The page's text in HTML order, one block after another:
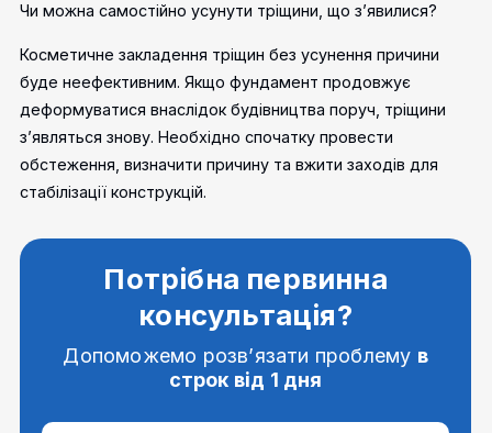
Чи можна самостійно усунути тріщини, що з’явилися?
Косметичне закладення тріщин без усунення причини
буде неефективним. Якщо фундамент продовжує
деформуватися внаслідок будівництва поруч, тріщини
з’являться знову. Необхідно спочатку провести
обстеження, визначити причину та вжити заходів для
стабілізації конструкцій.
Потрібна первинна
консультація?
Допоможемо розв’язати проблему в
строк від 1 дня